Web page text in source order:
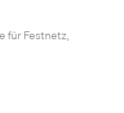
für Festnetz,